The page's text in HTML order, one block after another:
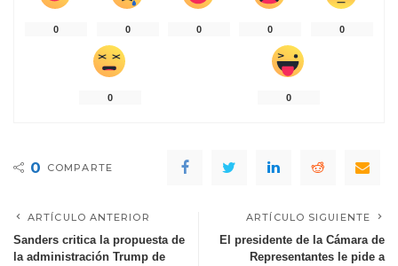
0 0 0 0 0
0 0
0 COMPARTE
ARTÍCULO ANTERIOR
Sanders critica la propuesta de
la administración Trump de
ARTÍCULO SIGUIENTE
El presidente de la Cámara de
Representantes le pide a